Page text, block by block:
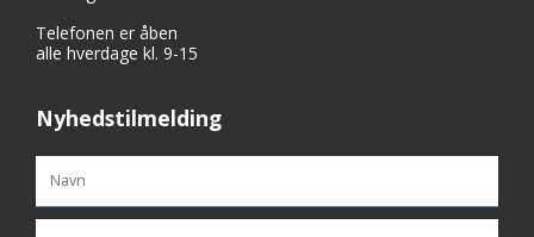
Telefonen er åben
alle hverdage kl. 9-15
Nyhedstilmelding